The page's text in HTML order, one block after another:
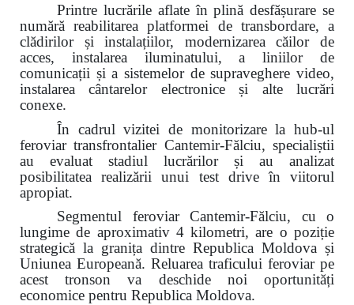
Printre lucrările aflate în plină desfășurare se
numără reabilitarea platformei de transbordare, a
clădirilor și instalațiilor, modernizarea căilor de
acces, instalarea iluminatului,
a liniilor de
comunicații și a sistemelor de supraveghere video,
instalarea cântarelor electronice și alte lucrări
conexe.
În cadrul vizitei de monitorizare la hub-ul
feroviar transfrontalier Cantemir-Fălciu, specialiștii
au evaluat stadiul lucrărilor și au analizat
posibilitatea realizării unui test drive în viitorul
apropiat.
Segmentul feroviar Cantemir-Fălciu, cu o
lungime de aproximativ 4 kilometri, are o poziție
strategică la granița dintre Republica Moldova și
Uniunea Europeană. Reluarea traficului feroviar pe
acest tronson va deschide noi oportunități
economice pentru Republica Moldova.